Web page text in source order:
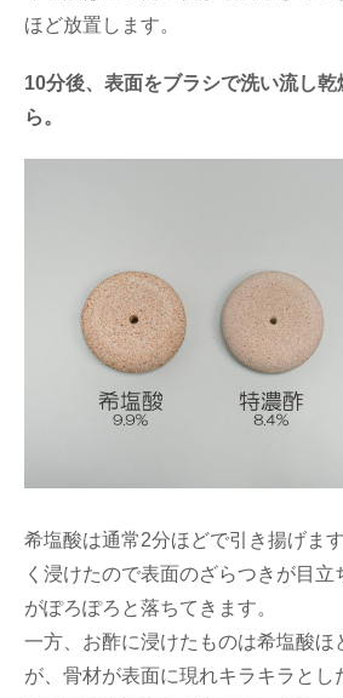
ほど放置します。
10分後、表面をブラシで洗い流し
ら。
希塩酸は通常2分ほどで引き揚げま
く浸けたので表面のざらつきが目
がぽろぽろと落ちてきます。
一方、お酢に浸けたものは希塩酸ほ
が、骨材が表面に現れキラキラとし